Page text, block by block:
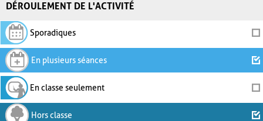
DÉROULEMENT DE L'ACTIVITÉ
Sporadiques
En plusieurs séances
En classe seulement
Hors classe